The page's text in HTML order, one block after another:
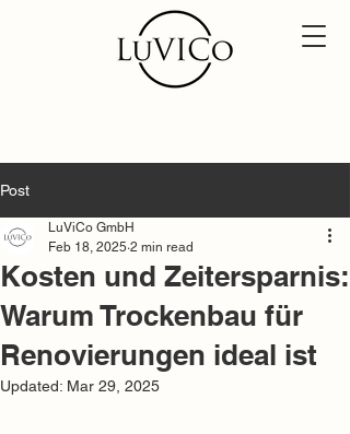
Post
Kosten und Zeitersparnis:
Warum Trockenbau für
Renovierungen ideal ist
LuViCo GmbH
Feb 18, 2025 2 min read
Updated: Mar 29, 2025